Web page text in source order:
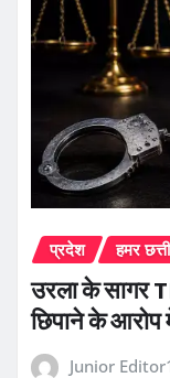
प्रदेश हमर
उरला के सागर
छिपाने के आरोप
Junior